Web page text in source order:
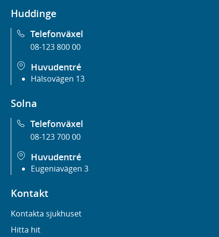
Huddinge
Telefonväxel
08-123 800 00
Huvudentré
Hälsovägen 13
Solna
Telefonväxel
08-123 700 00
Huvudentré
Eugeniavägen 3
Kontakt
Kontakta sjukhuset
Hitta hit